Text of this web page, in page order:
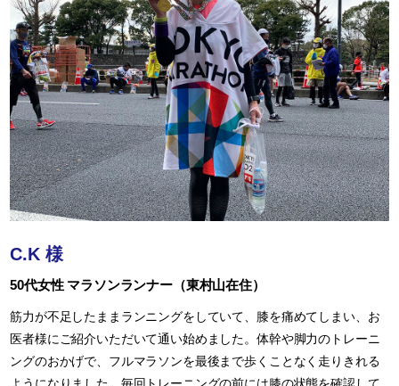
C.K 様
50代女性 マラソンランナー（東村山在住）
筋力が不足したままランニングをしていて、膝を痛めてしまい、お
医者様にご紹介いただいて通い始めました。体幹や脚力のトレーニ
ングのおかげで、フルマラソンを最後まで歩くことなく走りきれる